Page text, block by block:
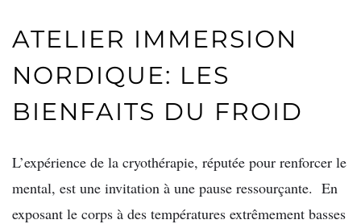
ATELIER IMMERSION
NORDIQUE: LES
BIENFAITS DU FROID
L’expérience de la cryothérapie, réputée pour renforcer le
mental, est une invitation à une pause ressourçante. En
exposant le corps à des températures extrêmement basses